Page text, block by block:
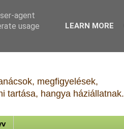
megfigyelések,
tartása, hangya háziállatnak.
agent
usage
LEARN MORE